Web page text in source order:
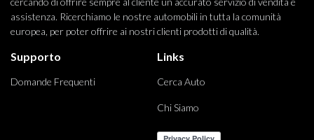
assistenza. Ricerchiamo le nostre automobili in tutta la comunità
europea, per poter offrire ai nostri clienti prodotti di qualità.
Supporto
Domande Frequenti
Links
Cerca Auto
Chi Siamo